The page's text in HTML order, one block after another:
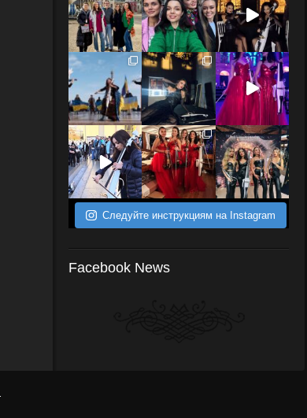
Следуйте инструкциям на Instagram
Facebook News